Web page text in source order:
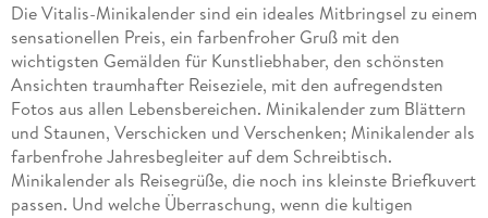
Die Vitalis-Minikalender sind ein ideales Mitbringsel zu einem
sensationellen Preis, ein farbenfroher Gruß mit den
wichtigsten Gemälden für Kunstliebhaber, den schönsten
Ansichten traumhafter Reiseziele, mit den aufregendsten
Fotos aus allen Lebensbereichen. Minikalender zum Blättern
und Staunen, Verschicken und Verschenken; Minikalender als
farbenfrohe Jahresbegleiter auf dem Schreibtisch.
Minikalender als Reisegrüße, die noch ins kleinste Briefkuvert
passen. Und welche Überraschung, wenn die kultigen